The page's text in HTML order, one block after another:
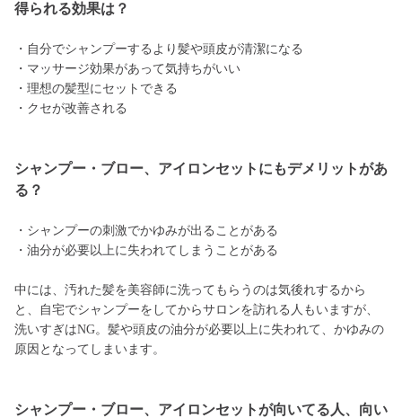
得られる効果は？
・自分でシャンプーするより髪や頭皮が清潔になる
・マッサージ効果があって気持ちがいい
・理想の髪型にセットできる
・クセが改善される
シャンプー・ブロー、アイロンセットにもデメリットがあ
る？
・シャンプーの刺激でかゆみが出ることがある
・油分が必要以上に失われてしまうことがある
中には、汚れた髪を美容師に洗ってもらうのは気後れするから
と、自宅でシャンプーをしてからサロンを訪れる人もいますが、
洗いすぎはNG。髪や頭皮の油分が必要以上に失われて、かゆみの
原因となってしまいます。
シャンプー・ブロー、アイロンセットが向いてる人、向い